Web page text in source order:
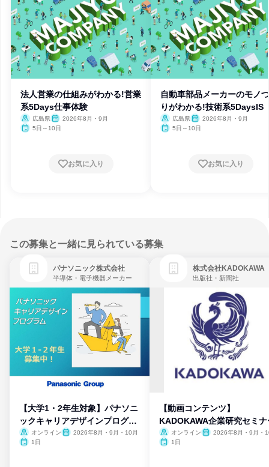
法人営業の仕組みがわかる!営業
系5Days仕事体験
広島県
2026年8月・9月
5日～10日
お気に入り
自動車部品メーカーのモノ
りがわかる!技術系5DaysIS
広島県
2026年8月・9月
5日～10日
お気に入り
この募集と一緒に見られている募集
パナソニック株式会社
半導体・電子機器メーカー
【大学1・2年生対象】パナソニ
ックキャリアデザインプログラ
ム
オンライン
2026年8月・9月・10月
1日
株式会社KADOKAWA
出版社・新聞社
【動画コンテンツ】
KADOKAWA企業研究セミナ
オンライン
2026年8月・9月・
1日